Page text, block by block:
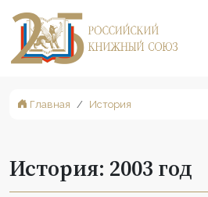
Главная История
История: 2003 год